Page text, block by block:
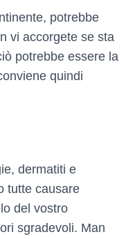
potrebbe
vi accorgete se sta
potrebbe essere la
quindi
dermatiti e
tutte causare
del vostro
sgradevoli. Man